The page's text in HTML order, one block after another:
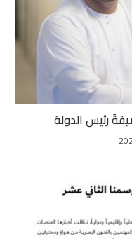
رئيس الدولة